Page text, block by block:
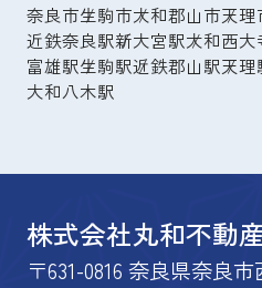
奈良市生駒市大和郡山市天理
近鉄奈良駅新大宮駅大和西大
富雄駅生駒駅近鉄郡山駅天理
大和八木駅
株式会社丸和不動産
〒631-0816 奈良県奈良